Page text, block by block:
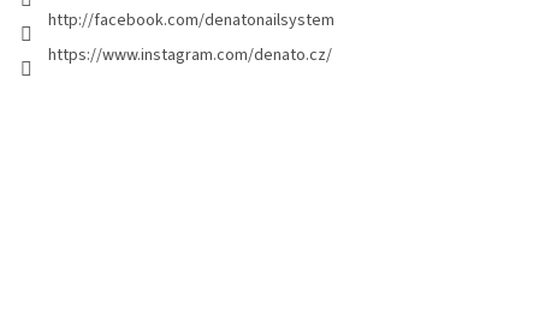
http://facebook.com/denatonailsystem
https://www.instagram.com/denato.cz/